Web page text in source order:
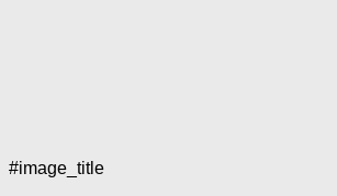
#image_title